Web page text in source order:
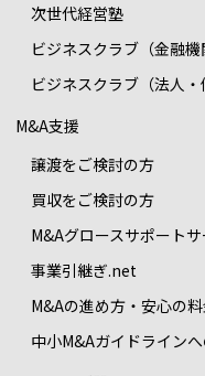
次世代経営塾
ビジネスクラブ（金融機
ビジネスクラブ（法人・
M&A支援
譲渡をご検討の方
買収をご検討の方
M&Aグロースサポートサ
事業引継ぎ.net
M&Aの進め方・安心の
中小M&Aガイドライン